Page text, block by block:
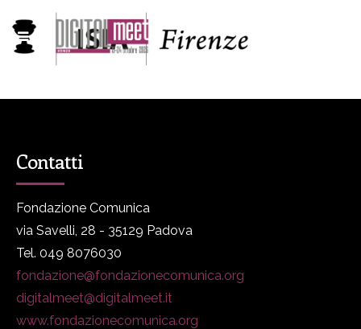
Contatti
Fondazione Comunica
via Savelli, 28 - 35129 Padova
Tel. 049 8076030
fondazione@fondazionecomunica.org
digitalmeet@digitalmeet.it
www.fondazionecomunica.org